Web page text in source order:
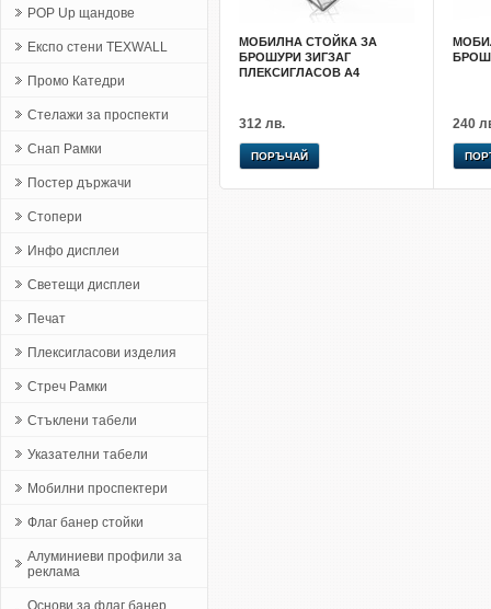
POP Up щандове
Експо стени TEXWALL
Промо Катедри
Стелажи за проспекти
Снап Рамки
Постер държачи
Стопери
Инфо дисплеи
Светещи дисплеи
Печат
Плексигласови изделия
Стреч Рамки
Стъклени табели
Указателни табели
Мобилни проспектери
Флаг банер стойки
Алуминиеви профили за
реклама
Основи за флаг банер
МОБИЛНА СТОЙКА ЗА
БРОШУРИ ЗИГЗАГ
ПЛЕКСИГЛАСОВ А4
312 лв.
ПОРЪЧАЙ
240